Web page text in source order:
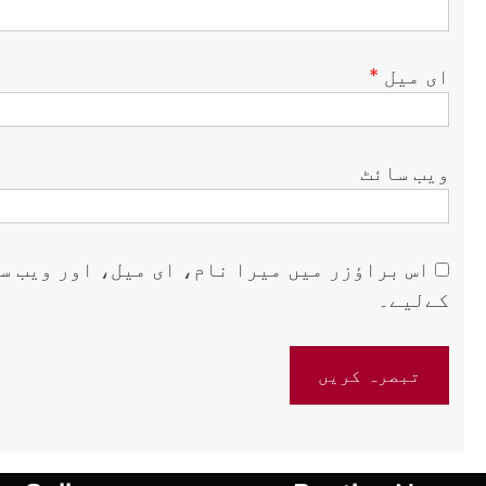
ای میل *
ویب‌ سائٹ
اس براؤزر میں میرا نام، ای میل، اور
کےلیے۔